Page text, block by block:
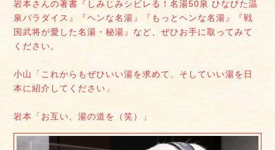
岩本さんの著書『しみじみシビレる！名湯50泉 ひなびた温
泉パラダイス』『ヘンな名湯』『もっとヘンな名湯』『戦
国武将が愛した名湯・秘湯』など、ぜひお手に取ってみて
ください。
小山「これからもぜひいい湯を求めて、そしていい湯を日
本に紹介してください」
岩本「お互い、湯の道を（笑）」